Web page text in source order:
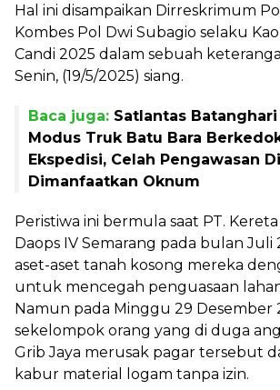
Hal ini disampaikan Dirreskrimum
Kombes Pol Dwi Subagio selaku
Candi 2025 dalam sebuah
Senin, (19/5/2025) siang.
Baca juga: Satlantas
Modus Truk Batu Bara
Ekspedisi, Celah Pengawasan
Dimanfaatkan Oknum
Peristiwa ini bermula saat PT.
Daops IV Semarang pada bulan
aset-aset tanah kosong mereka
untuk mencegah penguasaan
Namun pada Minggu 29 Desember
sekelompok orang yang di duga
Grib Jaya merusak pagar tersebut
kabur material logam tanpa izin.